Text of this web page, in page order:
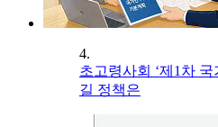
4.
초고령사회 ‘제1차
길 정책은